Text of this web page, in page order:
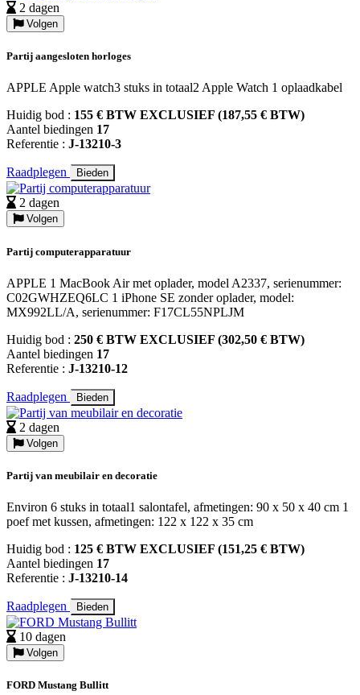
2 dagen
Volgen
Partij aangesloten horloges
APPLE Apple watch3 stuks in totaal2 Apple Watch 1 oplaadkabel
Huidig bod : 155 € BTW EXCLUSIEF (187,55 € BTW)
Aantel biedingen 17
Referentie : J-13210-3
Raadplegen Bieden
2 dagen
Volgen
Partij computerapparatuur
APPLE 1 MacBook Air met oplader, model A2337, serienummer:
C02GWHZEQ6LC 1 iPhone SE zonder oplader, model:
MX992LL/A, serienummer: F17CL55NPLJM
Huidig bod : 250 € BTW EXCLUSIEF (302,50 € BTW)
Aantel biedingen 17
Referentie : J-13210-12
Raadplegen Bieden
2 dagen
Volgen
Partij van meubilair en decoratie
Environ 6 stuks in totaal1 salontafel, afmetingen: 90 x 50 x 40 cm 1
poef met kussen, afmetingen: 122 x 122 x 35 cm
Huidig bod : 125 € BTW EXCLUSIEF (151,25 € BTW)
Aantel biedingen 17
Referentie : J-13210-14
Raadplegen Bieden
10 dagen
Volgen
FORD Mustang Bullitt